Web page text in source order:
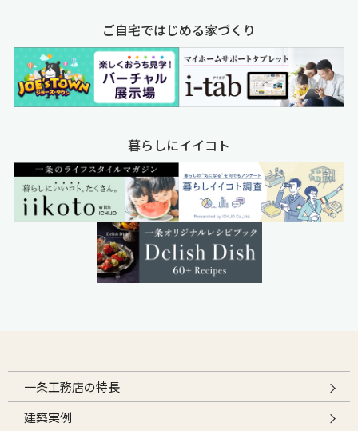
ご自宅ではじめる家づくり
暮らしにイイコト
一条工務店の特長
建築実例